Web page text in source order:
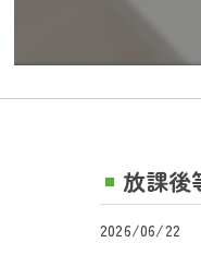
放課後
2026/06/22